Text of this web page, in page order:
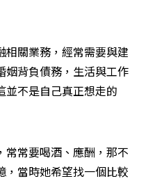
相關業務，經常需要與建
姻背負債務，生活與工作
並不是自己真正想走的
常常要喝酒、應酬，那不
，當時她希望找一個比較